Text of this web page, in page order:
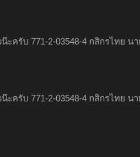
น๊ะครับ 771-2-03548-4 กสิกรไท
น๊ะครับ 771-2-03548-4 กสิกรไท